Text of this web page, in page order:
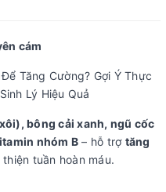
cám
bông cải xanh, ngũ cốc
nhóm B – hỗ trợ tăng
tuần hoàn máu.